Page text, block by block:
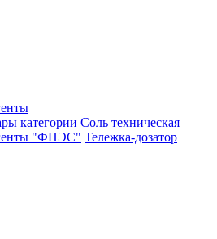
категории Соль техническая
"ФПЭС" Тележка-дозатор